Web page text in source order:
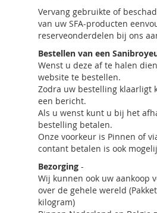
Vervang gebruikte of
van uw SFA-producten
reserveonderdelen bij ons
Bestellen van een
Wenst u deze af te halen
website te bestellen.
Zodra uw bestelling klaarligt
een bericht.
Als u wenst kunt u bij het
bestelling betalen.
Onze voorkeur is Pinnen of
contant betalen is ook
Bezorging -
Wij kunnen ook uw aankoop
over de gehele wereld
kilogram)